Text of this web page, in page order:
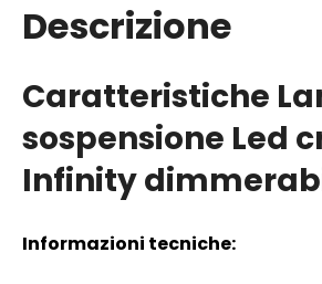
Descrizione
Caratteristiche
sospensione Led
Infinity
Informazioni tecniche: